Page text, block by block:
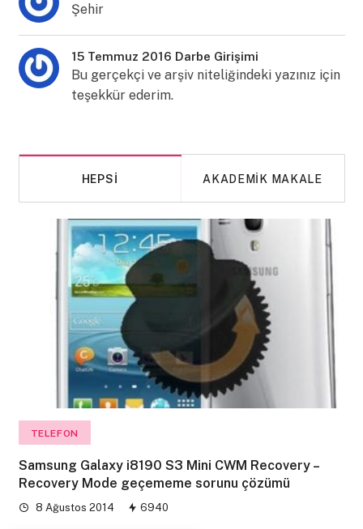
Şehir
15 Temmuz 2016 Darbe Girişimi
Bu gerçekçi ve arşiv niteliğindeki yazınız için
teşekkür ederim.
HEPSI AKADEMIK MAKALE
TELEFON
Samsung Galaxy i8190 S3 Mini CWM Recovery –
Recovery Mode geçememe sorunu çözümü
8 Ağustos 2014 6940